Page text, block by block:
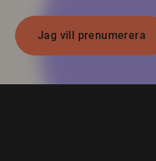
Jag vill prenumerera